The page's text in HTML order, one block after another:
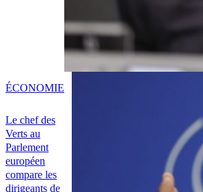
Le chef des
Verts au
Parlement
européen
compare les
dirigeants de
ÉCONOMIE